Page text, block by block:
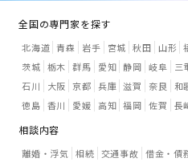
全国の専門家を探す
北海道 青森 岩手 宮城 秋田 山形
茨城 栃木 群馬 愛知 静岡 岐阜 三
石川
大阪 京都 兵庫 滋賀 奈良 和
徳島 香川 愛媛 高知 福岡 佐賀 長
相談内容
離婚・浮気 相続 交通事故 借金・債